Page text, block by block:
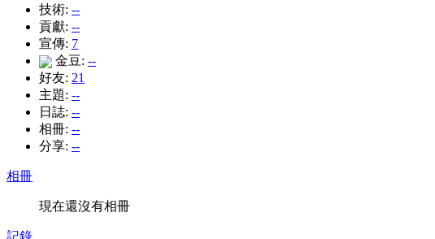
技術: --
貢獻: --
宣傳: 7
金豆: --
好友: 21
主題: --
日誌: --
相冊: --
分享: --
相冊
現在還沒有相冊
記錄